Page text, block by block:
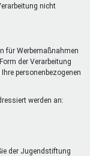
nicht
für Werbemaßnahmen
der Verarbeitung
personenbezogenen
werden an:
der Jugendstiftung